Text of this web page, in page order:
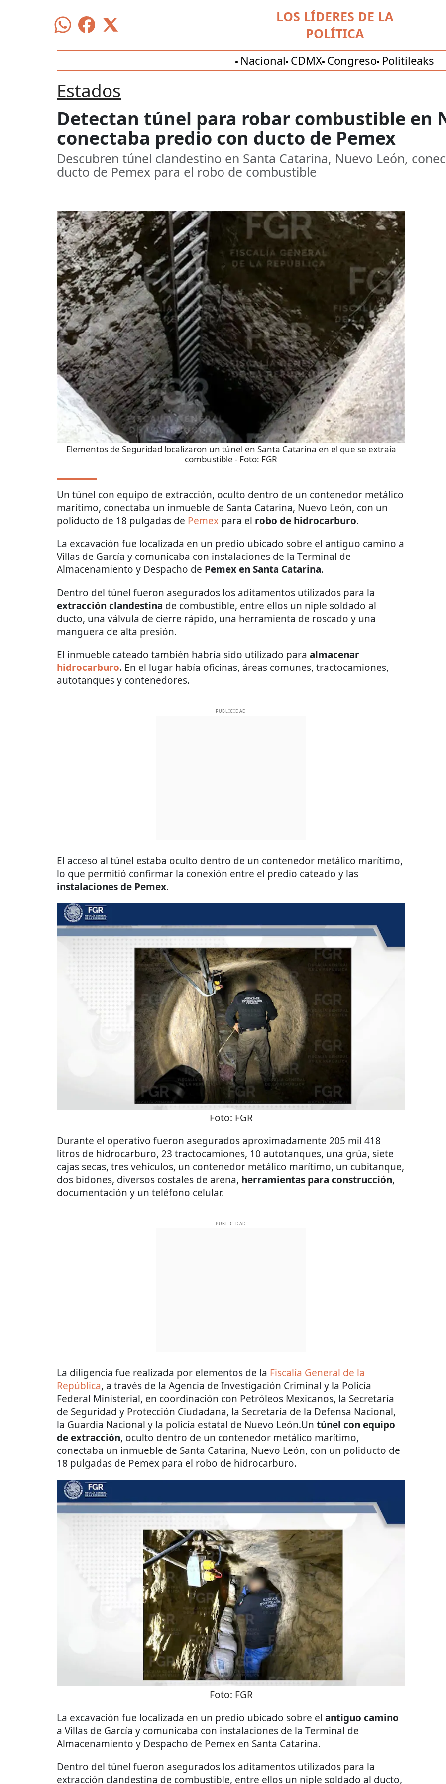
LOS LÍDERES DE LA
POLÍTICA
Nacional CDMX Congreso Politileaks
Estados
Detectan túnel para robar combustible en
conectaba predio con ducto de Pemex
Descubren túnel clandestino en Santa Catarina, Nuevo León,
ducto de Pemex para el robo de combustible
Elementos de Seguridad localizaron un túnel en Santa Catarina en el que se extraía
combustible - Foto: FGR
Un túnel con equipo de extracción, oculto dentro de un contenedor metálico
marítimo, conectaba un inmueble de Santa Catarina, Nuevo León, con un
poliducto de 18 pulgadas de Pemex para el robo de hidrocarburo.
La excavación fue localizada en un predio ubicado sobre el antiguo camino a
Villas de García y comunicaba con instalaciones de la Terminal de
Almacenamiento y Despacho de Pemex en Santa Catarina.
Dentro del túnel fueron asegurados los aditamentos utilizados para la
extracción clandestina de combustible, entre ellos un niple soldado al
ducto, una válvula de cierre rápido, una herramienta de roscado y una
manguera de alta presión.
El inmueble cateado también habría sido utilizado para almacenar
hidrocarburo. En el lugar había oficinas, áreas comunes, tractocamiones,
autotanques y contenedores.
PUBLICIDAD
El acceso al túnel estaba oculto dentro de un contenedor metálico marítimo,
lo que permitió confirmar la conexión entre el predio cateado y las
instalaciones de Pemex.
Foto: FGR
Durante el operativo fueron asegurados aproximadamente 205 mil 418
litros de hidrocarburo, 23 tractocamiones, 10 autotanques, una grúa, siete
cajas secas, tres vehículos, un contenedor metálico marítimo, un cubitanque,
dos bidones, diversos costales de arena, herramientas para construcción,
documentación y un teléfono celular.
PUBLICIDAD
La diligencia fue realizada por elementos de la Fiscalía General de la
República, a través de la Agencia de Investigación Criminal y la Policía
Federal Ministerial, en coordinación con Petróleos Mexicanos, la Secretaría
de Seguridad y Protección Ciudadana, la Secretaría de la Defensa Nacional,
la Guardia Nacional y la policía estatal de Nuevo León.Un túnel con equipo
de extracción, oculto dentro de un contenedor metálico marítimo,
conectaba un inmueble de Santa Catarina, Nuevo León, con un poliducto de
18 pulgadas de Pemex para el robo de hidrocarburo.
Foto: FGR
La excavación fue localizada en un predio ubicado sobre el antiguo camino
a Villas de García y comunicaba con instalaciones de la Terminal de
Almacenamiento y Despacho de Pemex en Santa Catarina.
Dentro del túnel fueron asegurados los aditamentos utilizados para la
extracción clandestina de combustible, entre ellos un niple soldado al ducto,